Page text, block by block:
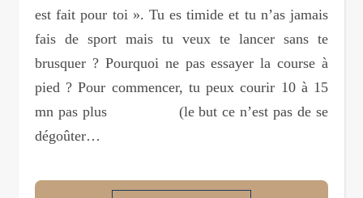
est fait pour toi ». Tu es timide et tu n’as jamais
fais de sport mais tu veux te lancer sans te
brusquer ? Pourquoi ne pas essayer la course à
pied ? Pour commencer, tu peux courir 10 à 15
mn pas plus (le but ce n’est pas de se
dégoûter…